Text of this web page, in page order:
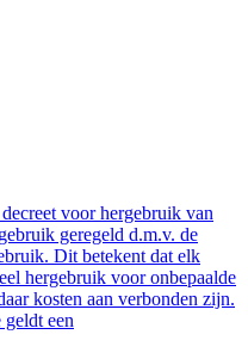
voor hergebruik van
geregeld d.m.v. de
Dit betekent dat elk
hergebruik voor onbepaalde
kosten aan verbonden zijn.
een